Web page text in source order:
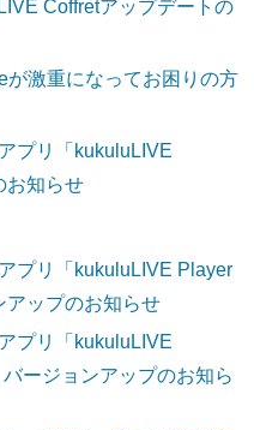
Coffretアップデートの
が激重になってお困りの方
プリ「kukuluLIVE
お知らせ
プリ「kukuluLIVE Player
アップのお知らせ
プリ「kukuluLIVE
ージョンアップのお知ら